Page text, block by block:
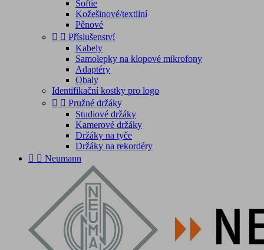
Softie
Kožešinové/textilní
Pěnové
  Příslušenství
Kabely
Samolepky na klopové mikrofony
Adaptéry
Obaly
Identifikační kostky pro logo
  Pružné držáky
Studiové držáky
Kamerové držáky
Držáky na tyče
Držáky na rekordéry
  Neumann